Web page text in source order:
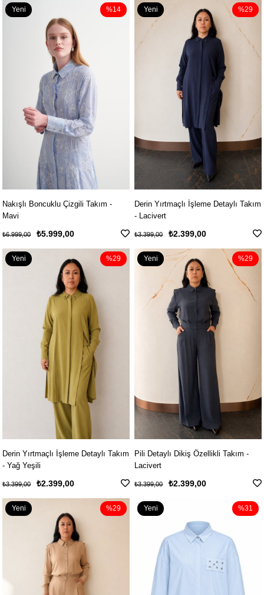
Nakışlı Boncuklu Çizgili Takım -
Mavi
₺5.999,00
₺6.999,00
%14
Yeni
Derin Yırtmaçlı İşleme Detaylı Takım
- Lacivert
₺2.399,00
₺3.399,00
%29
Yeni
Ürün
Derin Yırtmaçlı İşleme Detaylı Takım
- Yağ Yeşili
₺2.399,00
₺3.399,00
%29
Yeni
Pili Detaylı Dikiş Özellikli Takım -
Lacivert
₺2.399,00
₺3.399,00
%29
Yeni
%29
Yeni
%31
Yeni